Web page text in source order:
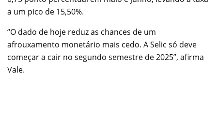
a um pico de 15,50%.
“O dado de hoje reduz as chances de um
afrouxamento monetário mais cedo. A Selic só deve
começar a cair no segundo semestre de 2025”, afirma
Vale.